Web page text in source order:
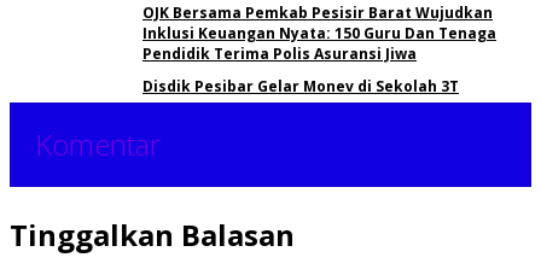
OJK Bersama Pemkab Pesisir Barat Wujudkan
Inklusi Keuangan Nyata: 150 Guru Dan Tenaga
Pendidik Terima Polis Asuransi Jiwa
Disdik Pesibar Gelar Monev di Sekolah 3T
Komentar
Tinggalkan Balasan